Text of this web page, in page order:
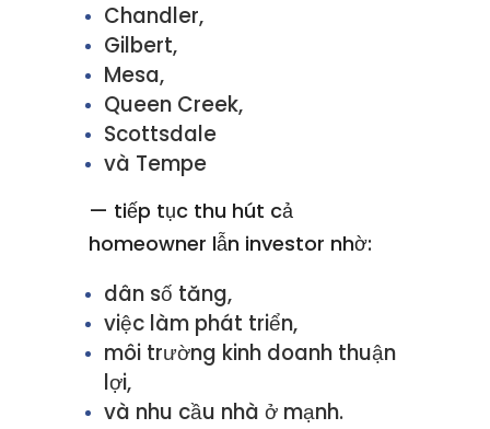
Chandler,
Gilbert,
Mesa,
Queen Creek,
Scottsdale
và Tempe
— tiếp tục thu hút cả
homeowner lẫn investor nhờ:
dân số tăng,
việc làm phát triển,
môi trường kinh doanh thuận
lợi,
và nhu cầu nhà ở mạnh.